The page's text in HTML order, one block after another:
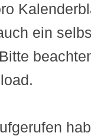
ein